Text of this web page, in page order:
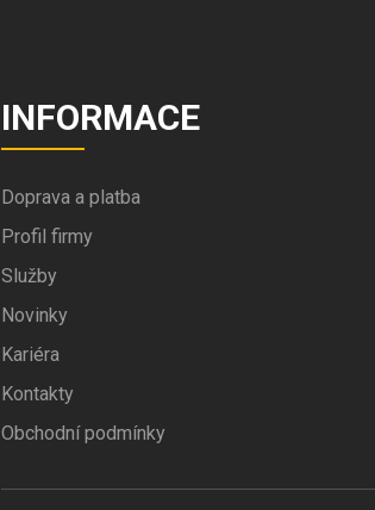
INFORMACE
Doprava a platba
Profil firmy
Služby
Novinky
Kariéra
Kontakty
Obchodní podmínky